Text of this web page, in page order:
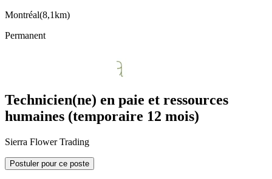
Montréal(8,1km)
Permanent
Technicien(ne) en paie et ressources
humaines (temporaire 12 mois)
Sierra Flower Trading
Postuler pour ce poste